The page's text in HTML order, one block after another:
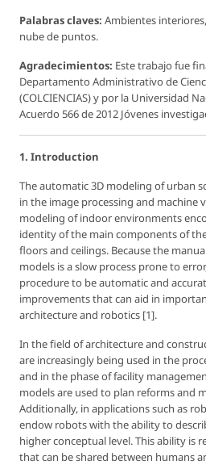
Palabras claves: Ambientes
nube de puntos.
Agradecimientos: Este trabajo fue
Departamento Administrativo de
(COLCIENCIAS) y por la Universidad
Acuerdo 566 de 2012 Jóvenes
1. Introduction
The automatic 3D modeling of urban
in the image processing and machine
modeling of indoor environments
identity of the main components of
floors and ceilings. Because the
models is a slow process prone to
procedure to be automatic and
improvements that can aid in
architecture and robotics [1].
In the field of architecture and
are increasingly being used in the
and in the phase of facility
models are used to plan reforms and
Additionally, in applications such as
endow robots with the ability to
higher conceptual level. This ability is
that can be shared between humans